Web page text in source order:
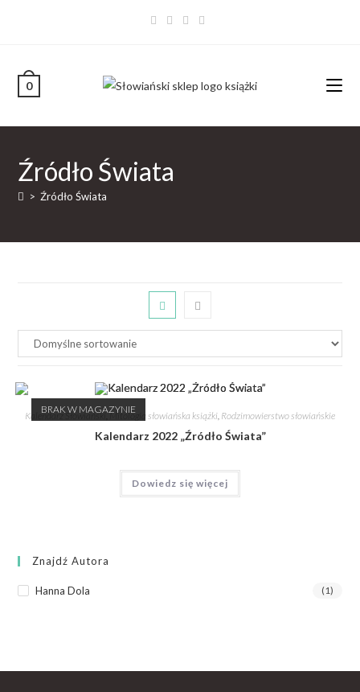
0
Źródło Świata
> Źródło Świata
BRAK W MAGAZYNIE
Kalendarz Słowiański ,Mitologia słowiańska książki, Rodzimowierstwo słowiańskie
Kalendarz 2022 „Źródło Świata”
Dowiedz się więcej
Znajdź Autora
Hanna Dola (1)